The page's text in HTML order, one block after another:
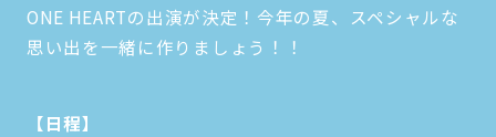
ONE HEARTの出演が決定！今年の夏、スペシャルな
思い出を一緒に作りましょう！！
【日程】